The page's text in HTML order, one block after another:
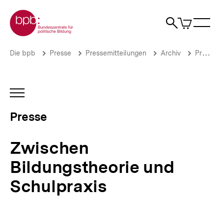
zum
Seiteninhalt
springen
Zur Startseite der bpb
Suche
Artikel
im
Zwischen
Presse
bpb.de
Brotkrümelnavigation
Pfadnavigation
Die bpb Presse Pressemitteilungen Archiv Pressemitteilungen 2003
INHALTSNAVIGATION
Presse
Zwischen
Bildungstheorie und
Schulpraxis